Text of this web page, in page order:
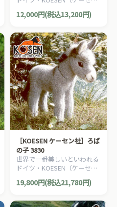
社）の動物のぬいぐるみ。愛
らしい表情のヤギのぬいぐる
12,000円(税込13,200円)
［KOESEN ケーセン社］ろば
の子 3830
世界で一番美しいといわれる
ドイツ・KOESEN（ケーセン
社）の動物のぬいぐるみ。愛
らしい表情のロバのぬいぐる
19,800円(税込21,780円)